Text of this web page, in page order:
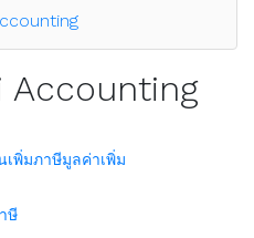
Accounting
พิ่มภาษีมูลค่าเพิ่ม
ษี